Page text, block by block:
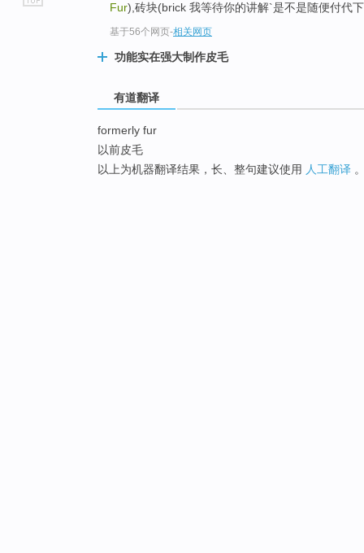
Fur),砖块(brick 我等待你的讲解`是不是随便付代下
基于56个网页-相关网页
功能实在强大制作皮毛
有道翻译
formerly fur
以前皮毛
以上为机器翻译结果，长、整句建议使用 人工翻译